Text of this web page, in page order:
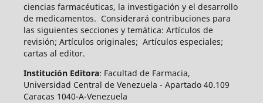
ciencias farmacéuticas, la investigación y el desarrollo
de medicamentos. Considerará contribuciones para
las siguientes secciones y temática: Artículos de
revisión; Artículos originales; Artículos especiales;
cartas al editor.
Institución Editora: Facultad de Farmacia,
Universidad Central de Venezuela - Apartado 40.109
Caracas 1040-A-Venezuela